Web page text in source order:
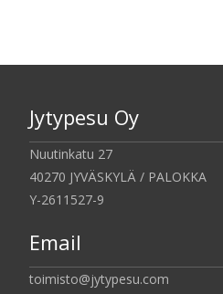
Jytypesu Oy
Nuutinkatu 27
40270 JYVÄSKYLÄ / PALOKKA
Y-2611527-9
Email
toimisto@jytypesu.com